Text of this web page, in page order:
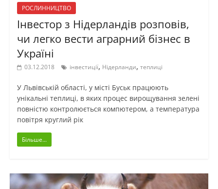
РОСЛИННИЦТВО
Інвестор з Нідерландів розповів,
чи легко вести аграрний бізнес в
Україні
03.12.2018 інвестиції, Нідерланди, теплиці
У Львівській області, у місті Буськ працюють
унікальні теплиці, в яких процес вирощування зелені
повністю контролюється компютером, а температура
повітря круглий рік
Більше...